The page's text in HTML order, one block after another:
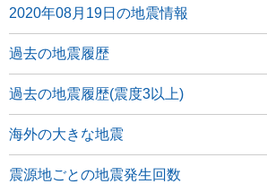
2020年08月19日の地震情報
過去の地震履歴
過去の地震履歴(震度3以上)
海外の大きな地震
震源地ごとの地震発生回数